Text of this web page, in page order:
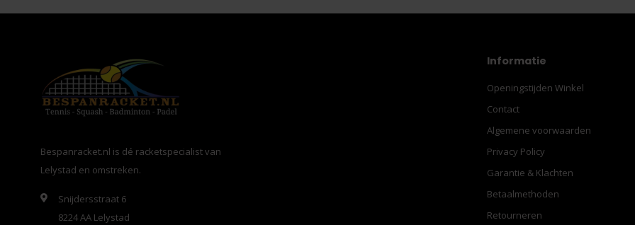
Bespanracket.nl is dé racketspecialist van
Lelystad en omstreken.
Snijdersstraat 6
8224 AA Lelystad
Informatie
Openingstijden Winkel
Contact
Algemene voorwaarden
Privacy Policy
Garantie & Klachten
Betaalmethoden
Retourneren